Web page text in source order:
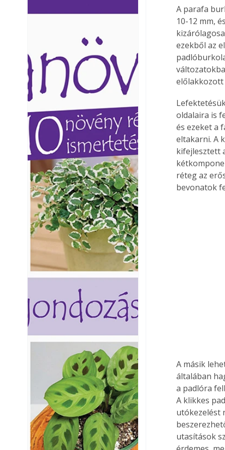
Ezermester
Laptapir kényelmes
mert: – t
A parafa
10-12 mm,
ezekből az
előlakkozott
oldalaira is
és ezeket a
eltakarni. A
kifejlesztett
réteg az
bevonatok
A másik
általában
a padlóra
A klikkes
utókezelést
utasítások